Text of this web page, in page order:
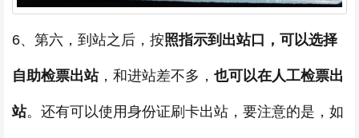
6、第六，到站之后，按照指示到出站口，可以选择
自助检票出站，和进站差不多， 也可以在人工检票出
站。还有可以使用身份证刷卡出站，要注意的是，如